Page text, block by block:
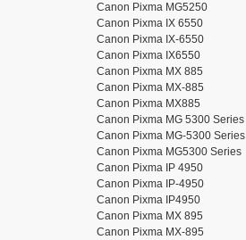
Canon Pixma MG5250
Canon Pixma IX 6550
Canon Pixma IX-6550
Canon Pixma IX6550
Canon Pixma MX 885
Canon Pixma MX-885
Canon Pixma MX885
Canon Pixma MG 5300 Series
Canon Pixma MG-5300 Series
Canon Pixma MG5300 Series
Canon Pixma IP 4950
Canon Pixma IP-4950
Canon Pixma IP4950
Canon Pixma MX 895
Canon Pixma MX-895